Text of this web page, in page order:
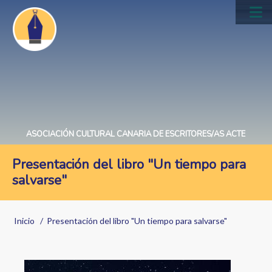
Pasar
contenido
principal
ASOCIACIÓN CULTURAL CANARIA DE ESCRITORES/AS ACTE
Presentación del libro "Un tiempo para
salvarse"
Sobrescribir
de
Inicio Presentación del libro "Un tiempo para salvarse"
Image